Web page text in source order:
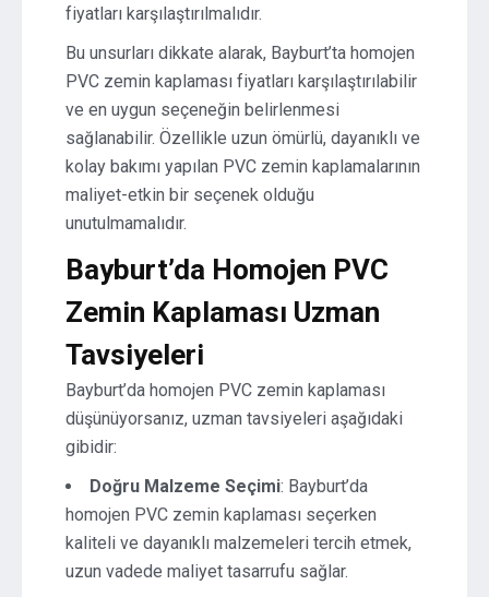
fiyatları karşılaştırılmalıdır.
Bu unsurları dikkate alarak, Bayburt’ta homojen
PVC zemin kaplaması fiyatları karşılaştırılabilir
ve en uygun seçeneğin belirlenmesi
sağlanabilir. Özellikle uzun ömürlü, dayanıklı ve
kolay bakımı yapılan PVC zemin kaplamalarının
maliyet-etkin bir seçenek olduğu
unutulmamalıdır.
Bayburt’da Homojen PVC
Zemin Kaplaması Uzman
Tavsiyeleri
Bayburt’da homojen PVC zemin kaplaması
düşünüyorsanız, uzman tavsiyeleri aşağıdaki
gibidir:
Doğru Malzeme Seçimi: Bayburt’da
homojen PVC zemin kaplaması seçerken
kaliteli ve dayanıklı malzemeleri tercih etmek,
uzun vadede maliyet tasarrufu sağlar.